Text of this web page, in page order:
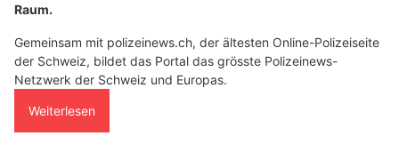
Raum.
Gemeinsam mit polizeinews.ch, der ältesten Online-Polizeiseite
der Schweiz, bildet das Portal das grösste Polizeinews-
Netzwerk der Schweiz und Europas.
Weiterlesen